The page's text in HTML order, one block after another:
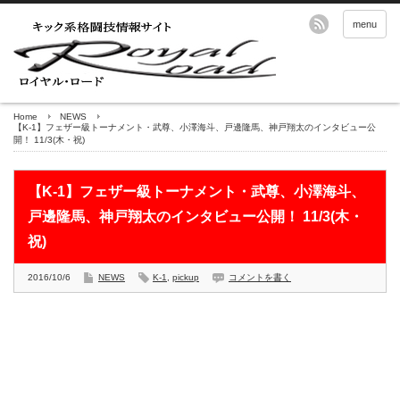
menu
Home
NEWS
【K-1】フェザー級トーナメント・武尊、小澤海斗、戸邊隆馬、神戸翔太のインタビュー公
開！ 11/3(木・祝)
【K-1】フェザー級トーナメント・武尊、小澤海斗、
戸邊隆馬、神戸翔太のインタビュー公開！ 11/3(木・
祝)
2016/10/6 NEWS K-1 pickup コメントを書く